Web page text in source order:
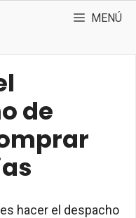
MENÚ
de
hacer el despacho